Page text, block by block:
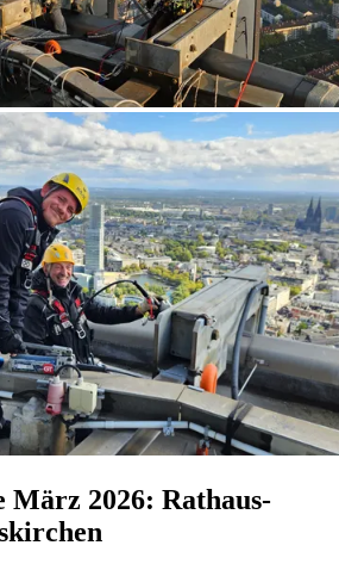
März 2026: Rathaus-